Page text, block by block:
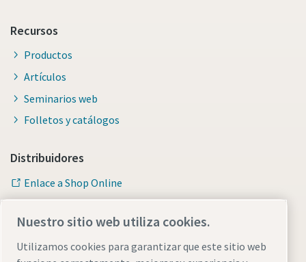
Recursos
Productos
Artículos
Seminarios web
Folletos y catálogos
Distribuidores
Enlace a Shop Online
Nuestro sitio web utiliza cookies.
Utilizamos cookies para garantizar que este sitio web